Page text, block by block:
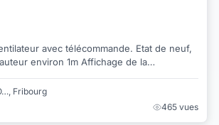
avec télécommande. Etat de neuf,
environ 1m Affichage de la
Fribourg
465 vues